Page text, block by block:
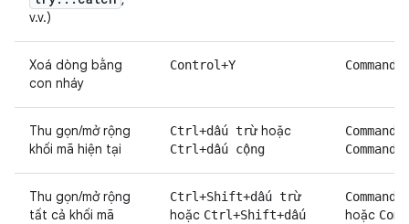
v.v.)
Xoá dòng bằng
con nháy
Control+Y
Thu gọn/mở rộng
khối mã hiện tại
Ctrl+dấu trừhoặc
Ctrl+dấu cộng
Thu gọn/mở rộng
tất cả khối mã
Ctrl+Shift+dấu trừ
hoặc Ctrl+Shift+dấu
hoặc